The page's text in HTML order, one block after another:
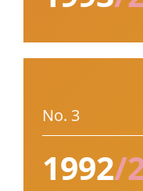
No. 3
1992/